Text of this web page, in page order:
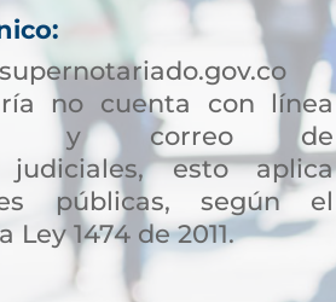
no cuenta con línea
y correo de
judiciales, esto aplica
públicas, según el
1474 de 2011.